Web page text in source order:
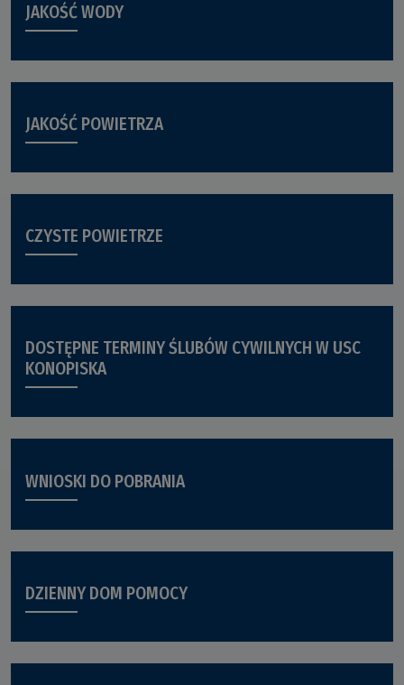
JAKOŚĆ WODY
JAKOŚĆ POWIETRZA
CZYSTE POWIETRZE
DOSTĘPNE TERMINY ŚLUBÓW CYWILNYCH W USC
KONOPISKA
WNIOSKI DO POBRANIA
DZIENNY DOM POMOCY